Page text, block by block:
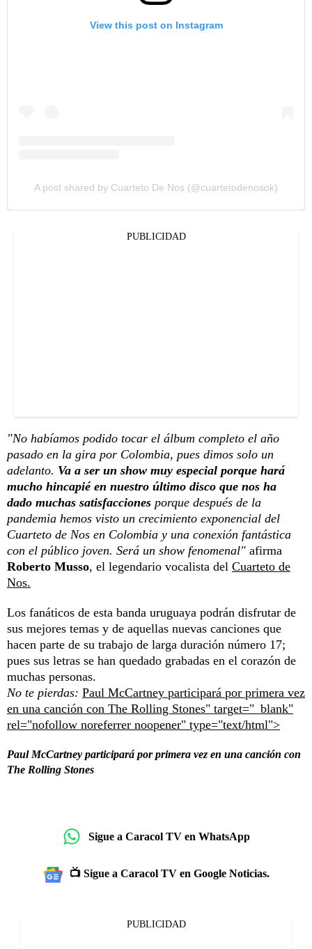
View this post on Instagram
A post shared by Cuarteto De Nos (@cuartetodenosok)
PUBLICIDAD
"No habíamos podido tocar el álbum completo el año
pasado en la gira por Colombia, pues dimos solo un
adelanto. Va a ser un show muy especial porque hará
mucho hincapié en nuestro último disco que nos ha
dado muchas satisfacciones porque después de la
pandemia hemos visto un crecimiento exponencial del
Cuarteto de Nos en Colombia y una conexión fantástica
con el público joven. Será un show fenomenal" afirma
Roberto Musso, el legendario vocalista del Cuarteto de
Nos.
Los fanáticos de esta banda uruguaya podrán disfrutar de
sus mejores temas y de aquellas nuevas canciones que
hacen parte de su trabajo de larga duración número 17;
pues sus letras se han quedado grabadas en el corazón de
muchas personas.
No te pierdas: Paul McCartney participará por primera vez
en una canción con The Rolling Stones" target="_blank"
rel="nofollow noreferrer noopener" type="text/html">
Paul McCartney participará por primera vez en una canción con
The Rolling Stones
Sigue a Caracol TV en WhatsApp
📺 Sigue a Caracol TV en Google Noticias.
PUBLICIDAD